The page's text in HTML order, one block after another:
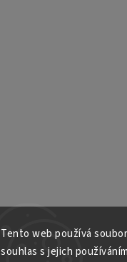
Tento web používá
souhlas s jejich